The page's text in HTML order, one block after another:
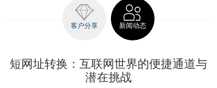
客户分享 新闻动态
短网址转换：互联网世界的便捷通道与
潜在挑战